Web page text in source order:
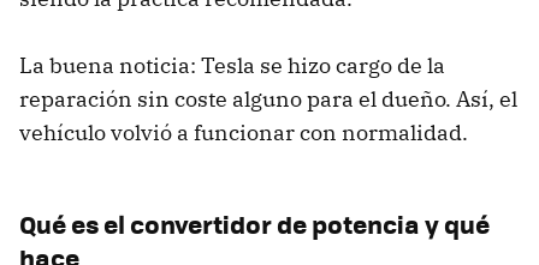
La buena noticia: Tesla se hizo cargo de la
reparación sin coste alguno para el dueño. Así, el
vehículo volvió a funcionar con normalidad.
Qué es el convertidor de potencia y qué